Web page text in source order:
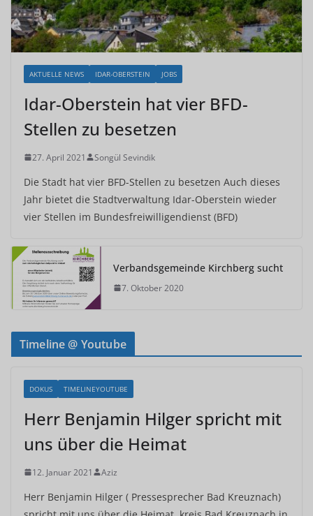
AKTUELLE NEWS IDAR-OBERSTEIN JOBS
Idar-Oberstein hat vier BFD-
Stellen zu besetzen
27. April 2021 Songül Sevindik
Die Stadt hat vier BFD-Stellen zu besetzen Auch dieses
Jahr bietet die Stadtverwaltung Idar-Oberstein wieder
vier Stellen im Bundesfreiwilligendienst (BFD)
Verbandsgemeinde Kirchberg sucht
7. Oktober 2020
Timeline @ Youtube
DOKUS TIMELINEYOUTUBE
Herr Benjamin Hilger spricht mit
uns über die Heimat
12. Januar 2021 Aziz
Herr Benjamin Hilger ( Pressesprecher Bad Kreuznach)